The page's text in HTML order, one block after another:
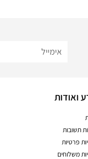
ואודות
תשובות
פרטיות
משלוחים